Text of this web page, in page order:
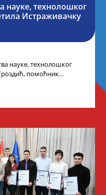
науке, технолошког
Истраживачку
науке, технолошког
помоћник